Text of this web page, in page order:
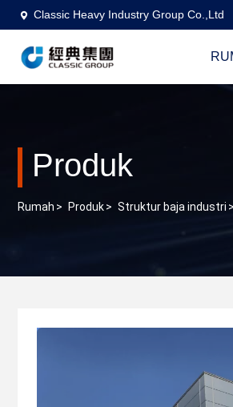
Classic Heavy Industry Group Co.,Ltd
Produk
Rumah > Produk> Struktur baja industri >